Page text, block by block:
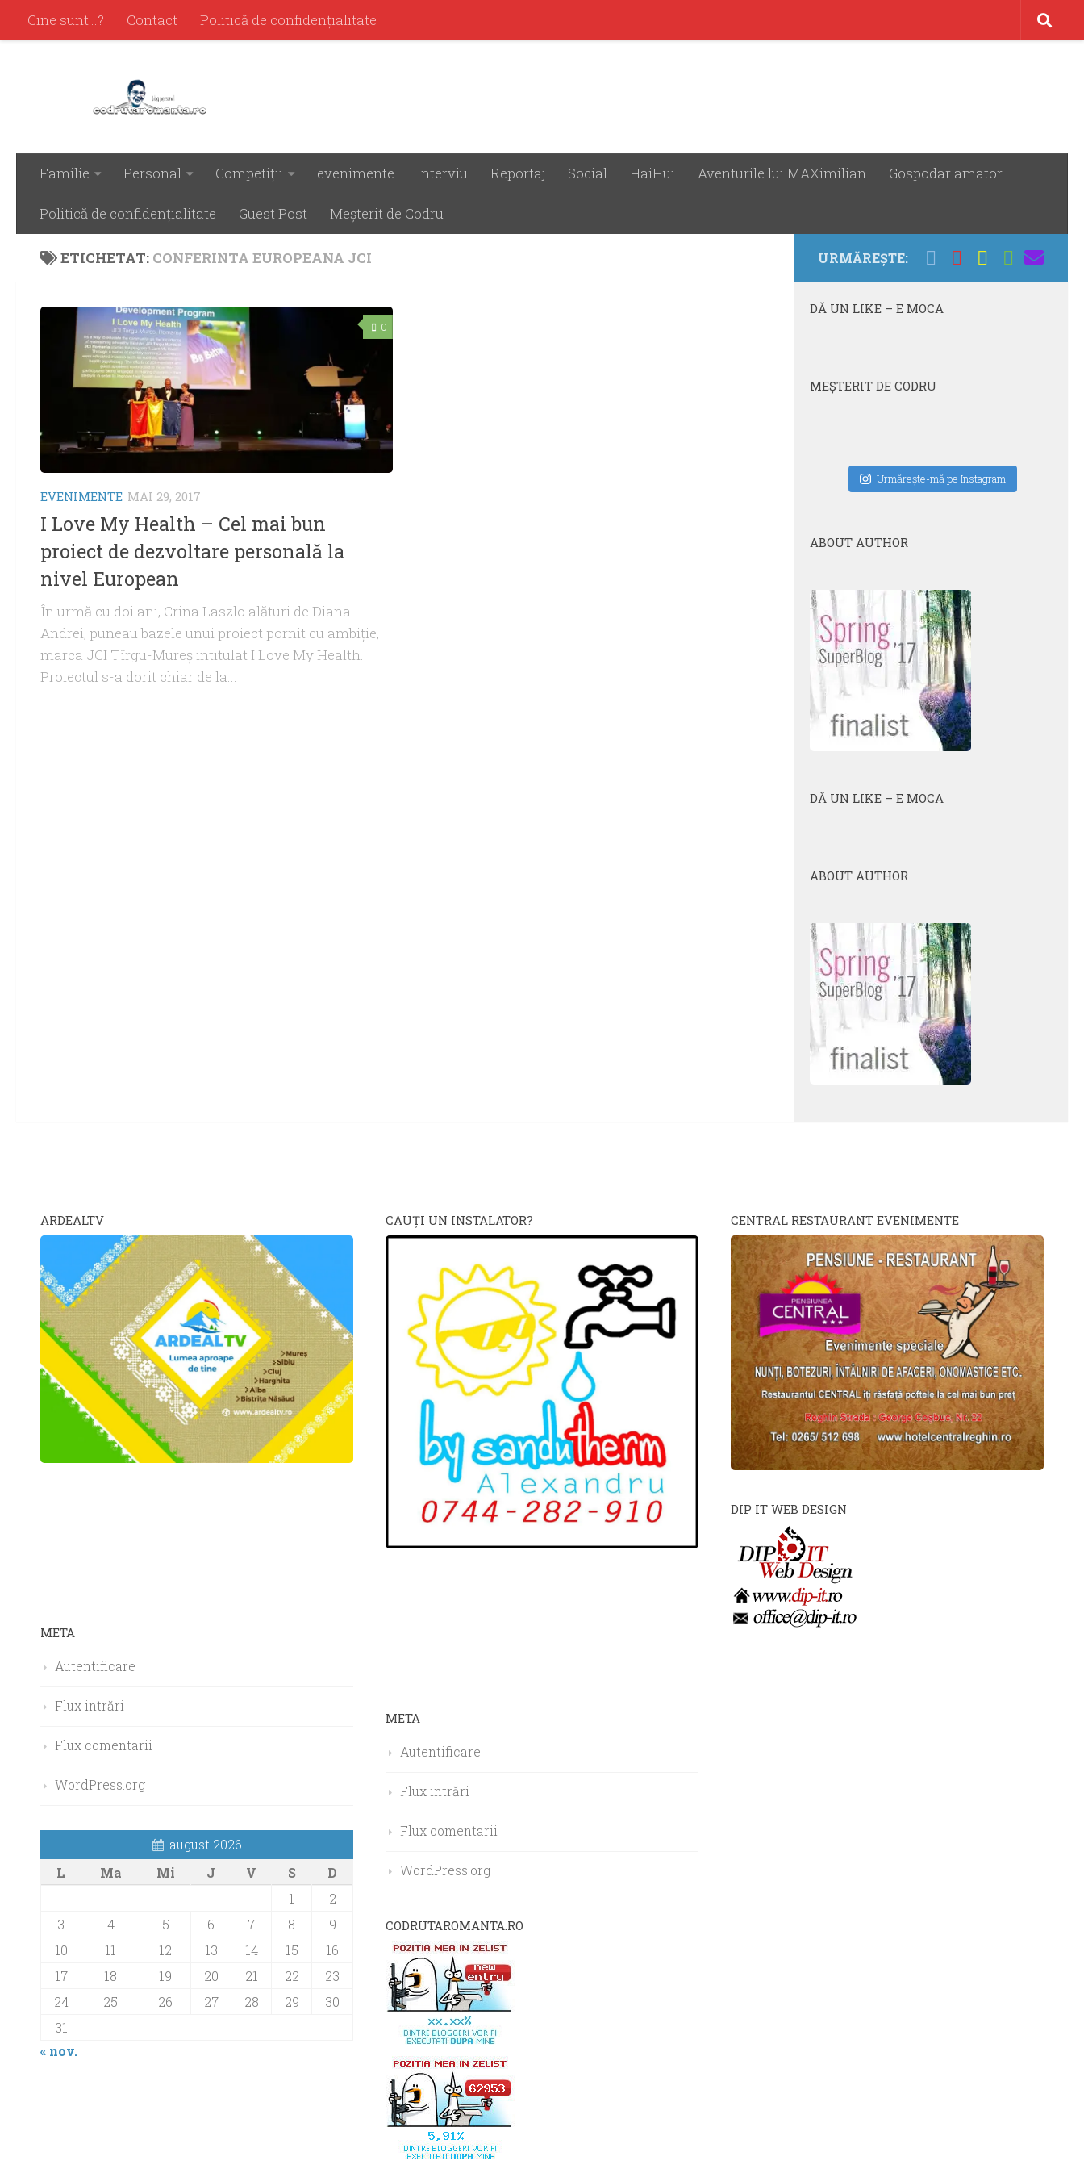
Cine sunt…? Contact Politică de confidenţialitate
Familie Personal Competiţii evenimente Interviu Reportaj Social HaiHui Aventurile lui MAXimilian Gospodar amator
Politică de confidenţialitate Guest Post Meşterit de Codru
ETICHETAT: CONFERINTA EUROPEANA JCI
0
EVENIMENTE MAI 29, 2017
I Love My Health – Cel mai bun
proiect de dezvoltare personală la
nivel European
În urmă cu doi ani, Crina Laszlo alături de Diana
Andrei, puneau bazele unui proiect pornit cu ambiţie,
marca JCI Tîrgu-Mureş intitulat I Love My Health.
Proiectul s-a dorit chiar de la...
URMĂREȘTE:
DĂ UN LIKE – E MOCA
MEŞTERIT DE CODRU
Urmăreşte-mă pe Instagram
ABOUT AUTHOR
DĂ UN LIKE – E MOCA
ABOUT AUTHOR
ARDEALTV
META
Autentificare
Flux intrări
Flux comentarii
WordPress.org
august 2026
L
Ma Mi J V S
D
1
2
3
4 5 6 7 8
9
10
11 12 13 14 15
16
17
18 19 20 21 22
23
24
25 26 27 28 29
30
31
« nov.
CAUŢI UN INSTALATOR?
META
Autentificare
Flux intrări
Flux comentarii
WordPress.org
CODRUTAROMANTA.RO
CENTRAL RESTAURANT EVENIMENTE
DIP IT WEB DESIGN